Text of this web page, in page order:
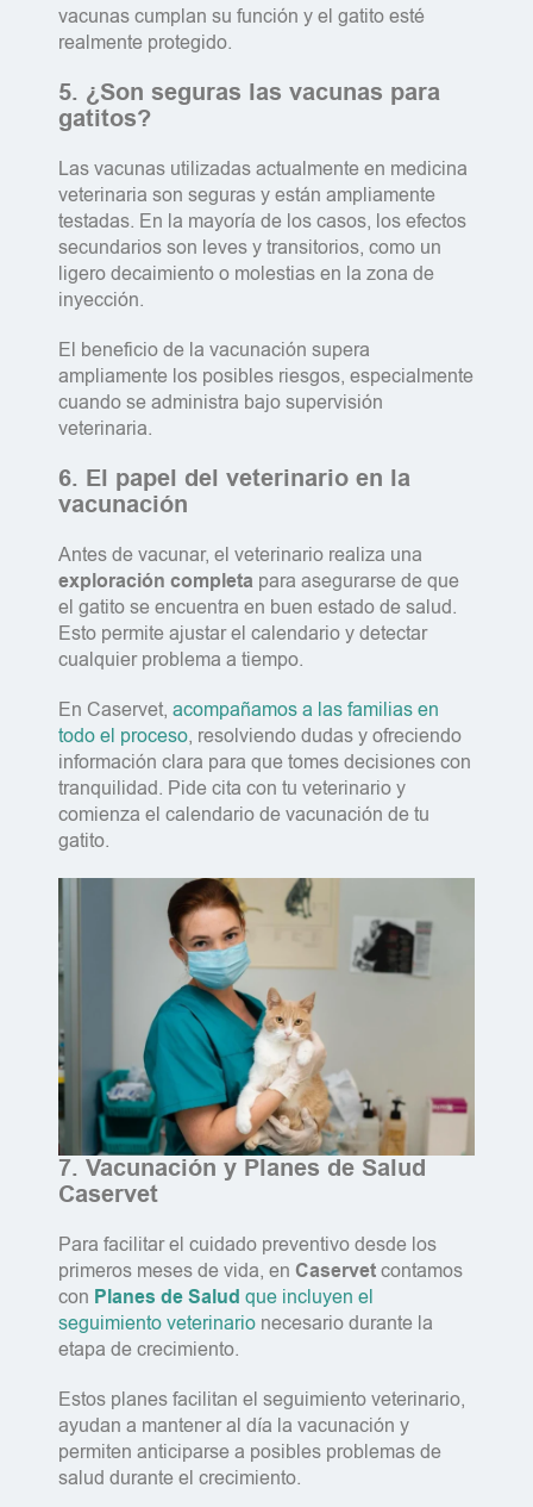
vacunas cumplan su función y el gatito esté
realmente protegido.
5. ¿Son seguras las vacunas para
gatitos?
Las vacunas utilizadas actualmente en medicina
veterinaria son seguras y están ampliamente
testadas. En la mayoría de los casos, los efectos
secundarios son leves y transitorios, como un
ligero decaimiento o molestias en la zona de
inyección.
El beneficio de la vacunación supera
ampliamente los posibles riesgos, especialmente
cuando se administra bajo supervisión
veterinaria.
6. El papel del veterinario en la
vacunación
Antes de vacunar, el veterinario realiza una
exploración completa para asegurarse de que
el gatito se encuentra en buen estado de salud.
Esto permite ajustar el calendario y detectar
cualquier problema a tiempo.
En Caservet, acompañamos a las familias en
todo el proceso, resolviendo dudas y ofreciendo
información clara para que tomes decisiones con
tranquilidad. Pide cita con tu veterinario y
comienza el calendario de vacunación de tu
gatito.
7. Vacunación y Planes de Salud
Caservet
Para facilitar el cuidado preventivo desde los
primeros meses de vida, en Caservetcontamos
con Planes de Salud que incluyen el
seguimiento veterinario necesario durante la
etapa de crecimiento.
Estos planes facilitan el seguimiento veterinario,
ayudan a mantener al día la vacunación y
permiten anticiparse a posibles problemas de
salud durante el crecimiento.